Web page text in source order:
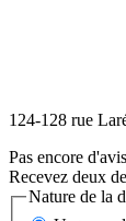
124-128 rue
Pas encore d'avis
Recevez deux
Nature de la